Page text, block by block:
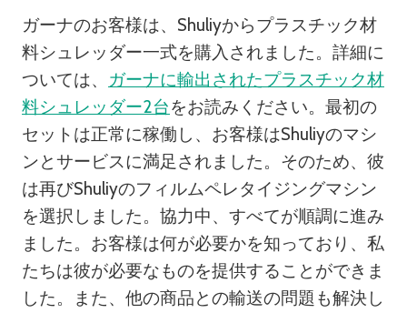
ガーナのお客様は、Shuliyからプラスチック材
料シュレッダー一式を購入されました。詳細に
ついては、 ガーナに輸出されたプラスチック材
料シュレッダー2台をお読みください。最初の
セットは正常に稼働し、お客様はShuliyのマシ
ンとサービスに満足されました。そのため、彼
は再びShuliyのフィルムペレタイジングマシン
を選択しました。協力中、すべてが順調に進み
ました。お客様は何が必要かを知っており、私
たちは彼が必要なものを提供することができま
した。また、他の商品との輸送の問題も解決し